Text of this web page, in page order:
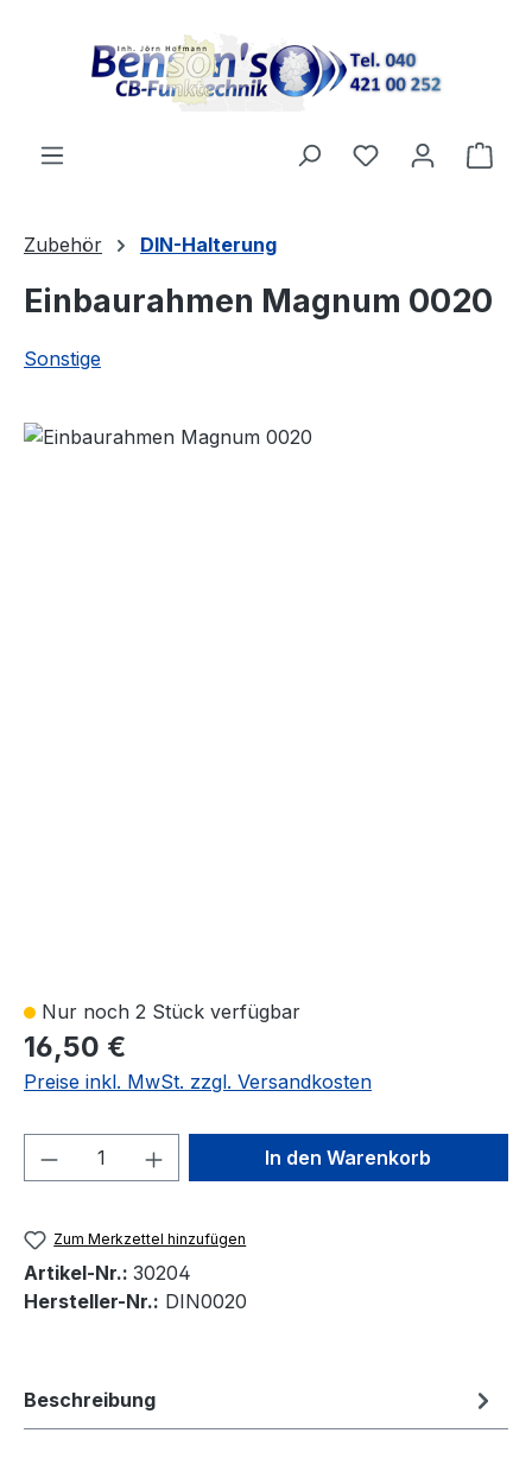
Zubehör DIN-Halterung
Einbaurahmen Magnum 0020
Sonstige
Bildergalerie überspringen
Nur noch 2 Stück verfügbar
16,50 €
Preise inkl. MwSt. zzgl. Versandkosten
Produkt Anzahl: Gib denIn den Warenkorb
Zum Merkzettel hinzufügen
Artikel-Nr.: 30204
Hersteller-Nr.: DIN0020
Beschreibung